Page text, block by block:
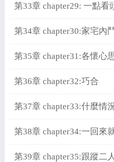
第33章 chapter29: 一點看
第34章 chapter30:家宅內
第35章 chapter31:各懷心
第36章 chapter32:巧合
第37章 chapter33:什麼情
第38章 chapter34:一回來
第39章 chapter35:跟蹤二